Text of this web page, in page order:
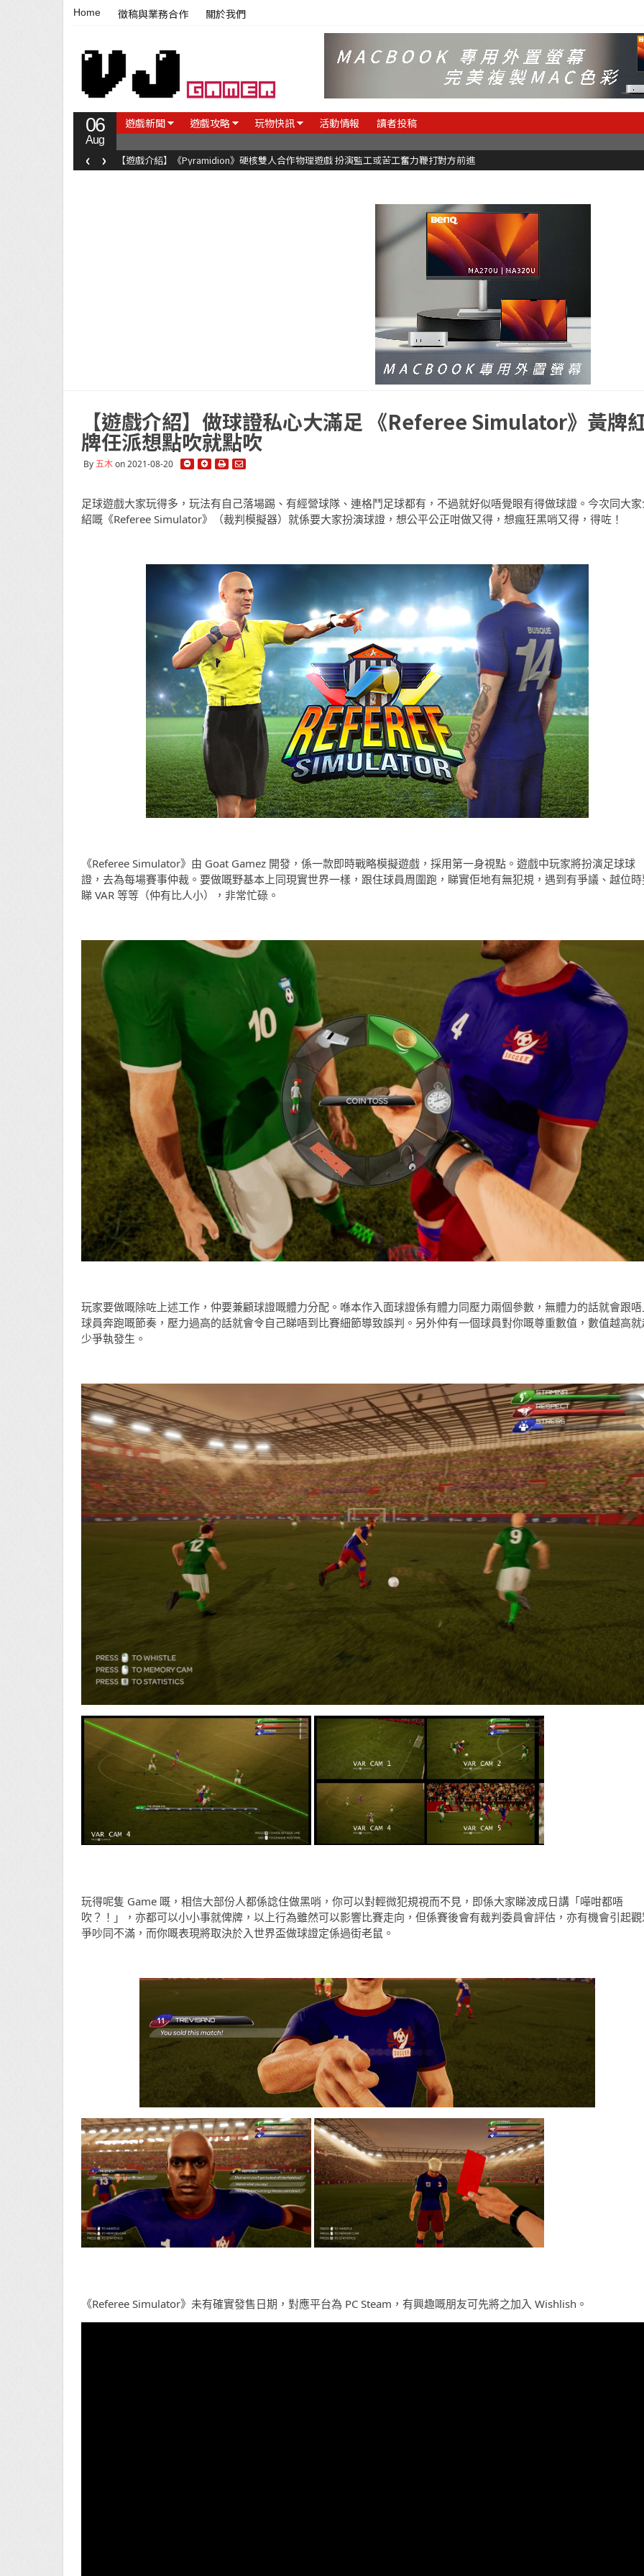
Home 徵稿與業務合作 關於我們
06
Aug
遊戲新聞 遊戲攻略 玩物快訊 活動情報 讀者投稿
【遊戲介紹】《Pyramidion》硬核雙人合作物理遊戲 扮演監工或苦工奮力鞭打對方前進
‹ ›
【遊戲介紹】做球證私心大滿足 《Referee Simulator》黃牌
牌任派想點吹就點吹
By五木on 2021-08-20
足球遊戲大家玩得多，玩法有自己落場踢、有經營球隊、連格鬥足球都有，不過就好似唔覺眼有得做球證。今次同大
紹嘅《Referee Simulator》（裁判模擬器）就係要大家扮演球證，想公平公正咁做又得，想瘋狂黑哨又得，得咗！
《Referee Simulator》由 Goat Gamez 開發，係一款即時戰略模擬遊戲，採用第一身視點。遊戲中玩家將扮演足球球
證，去為每場賽事仲裁。要做嘅野基本上同現實世界一樣，跟住球員周圍跑，睇實佢地有無犯規，遇到有爭議、越位
睇 VAR 等等（仲有比人小），非常忙碌。
玩家要做嘅除咗上述工作，仲要兼顧球證嘅體力分配。喺本作入面球證係有體力同壓力兩個參數，無體力的話就會跟
球員奔跑嘅節奏，壓力過高的話就會令自己睇唔到比賽細節導致誤判。另外仲有一個球員對你嘅尊重數值，數值越高
少爭執發生。
玩得呢隻 Game 嘅，相信大部份人都係諗住做黑哨，你可以對輕微犯規視而不見，即係大家睇波成日講「嘩咁都唔
吹？！」，亦都可以小小事就俾牌，以上行為雖然可以影響比賽走向，但係賽後會有裁判委員會評估，亦有機會引起
爭吵同不滿，而你嘅表現將取決於入世界盃做球證定係過街老鼠。
《Referee Simulator》未有確實發售日期，對應平台為 PC Steam，有興趣嘅朋友可先將之加入 Wishlish。